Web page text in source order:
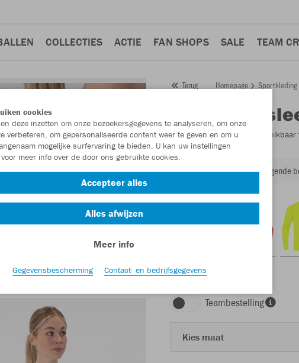
COLLECTIES ACTIE FAN SHOPS SALE TEAM
Terug Homepage Sportkleding
Artikelnummer: 6475 -
Zin in 30% korting op je volgende
wit
Teambestelling
Kies maat
cookies
deze inzetten om onze bezoekersgegevens te analyseren, om onze
verbeteren, om gepersonaliseerde content weer te geven en om u
mogelijke surfervaring te bieden. U kan uw instellingen
meer info over de door ons gebruikte cookies.
Accepteer alles
Alles afwijzen
Meer info
Gegevensbescherming Contact- en bedrijfsgegevens